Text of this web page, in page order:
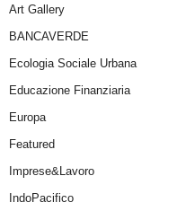
Art Gallery
BANCAVERDE
Ecologia Sociale Urbana
Educazione Finanziaria
Europa
Featured
Imprese&Lavoro
IndoPacifico